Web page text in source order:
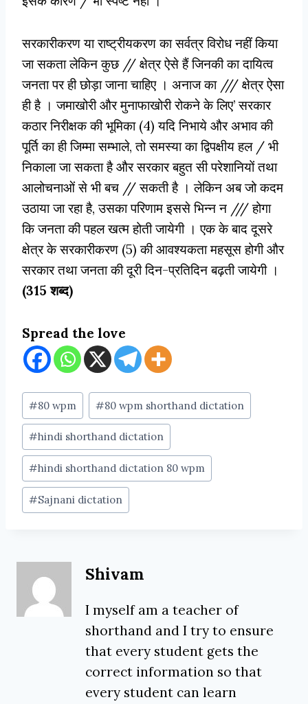
सरकारीकरण या राष्ट्रीयकरण का सर्वत्र विरोध नहीं किया
जा सकता लेकिन कुछ // क्षेत्र ऐसे हैं जिनकी का दायित्व
जनता पर ही छोड़ा जाना चाहिए । अनाज का /// क्षेत्र ऐसा
ही है । जमाखोरी और मुनाफाखोरी रोकने के लिए’ सरकार
कठार निरीक्षक की भूमिका (4) यदि निभाये और अभाव की
पूर्ति का ही जिम्मा सम्भाले, तो समस्या का द्विपक्षीय हल / भी
निकाला जा सकता है और सरकार बहुत सी परेशानियों तथा
आलोचनाओं से भी बच // सकती है । लेकिन अब जो कदम
उठाया जा रहा है, उसका परिणाम इससे भिन्न न /// होगा
कि जनता की पहल खत्म होती जायेगी । एक के बाद दूसरे
क्षेत्र के सरकारीकरण (5) की आवश्यकता महसूस होगी और
सरकार तथा जनता की दूरी दिन-प्रतिदिन बढ़ती जायेगी ।
(315 शब्द)
Spread the love
Post
Tags:
#80 wpm #80 wpm shorthand dictation
#hindi shorthand dictation
#hindi shorthand dictation 80 wpm
#Sajnani dictation
Shivam
I myself am a teacher of
shorthand and I try to ensure
that every student gets the
correct information so that
every student can learn